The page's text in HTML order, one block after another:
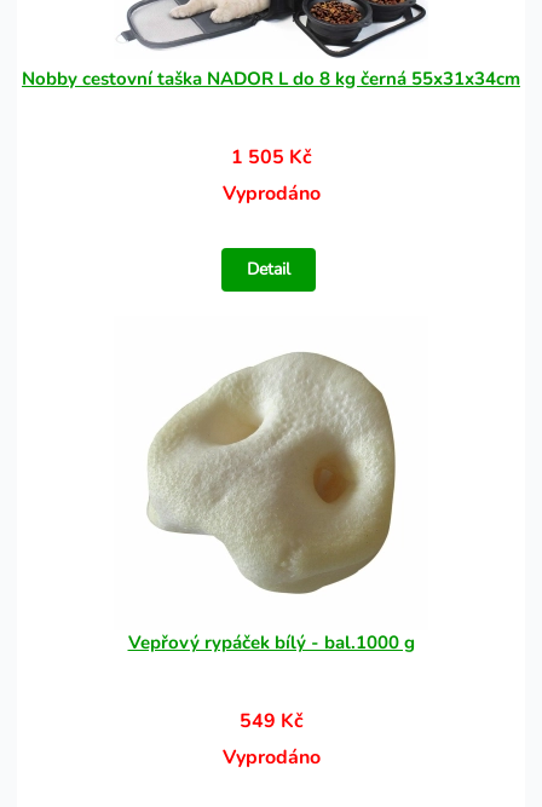
Nobby cestovní taška NADOR L do 8 kg černá 55x31x34cm
1 505 Kč
Vyprodáno
Detail
Vepřový rypáček bílý - bal.1000 g
549 Kč
Vyprodáno